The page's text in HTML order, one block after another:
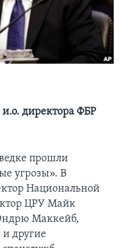
директора ФБР
прошли
угрозы». В
Национальной
ЦРУ Майк
Маккейб,
другие